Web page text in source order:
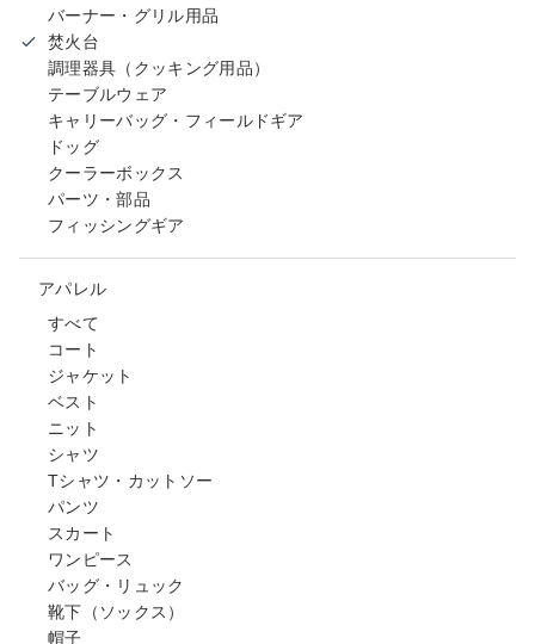
バーナー・グリル用品
焚火台
調理器具（クッキング用品）
テーブルウェア
キャリーバッグ・フィールドギア
ドッグ
クーラーボックス
パーツ・部品
フィッシングギア
アパレル
すべて
コート
ジャケット
ベスト
ニット
シャツ
Tシャツ・カットソー
パンツ
スカート
ワンピース
バッグ・リュック
靴下（ソックス）
帽子